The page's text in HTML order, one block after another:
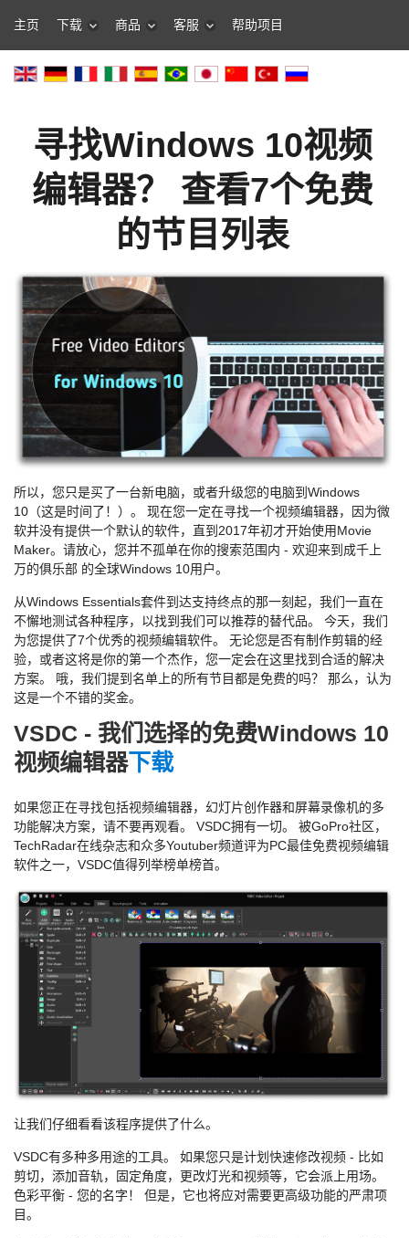
主页 下载 商品 客服 帮助项目
寻找Windows 10视频
编辑器？ 查看7个免费
的节目列表
所以，您只是买了一台新电脑，或者升级您的电脑到Windows
10（这是时间了！）。 现在您一定在寻找一个视频编辑器，因为微
软并没有提供一个默认的软件，直到2017年初才开始使用Movie
Maker。请放心，您并不孤单在你的搜索范围内 - 欢迎来到成千上
万的俱乐部 的全球Windows 10用户。
从Windows Essentials套件到达支持终点的那一刻起，我们一直在
不懈地测试各种程序，以找到我们可以推荐的替代品。 今天，我们
为您提供了7个优秀的视频编辑软件。 无论您是否有制作剪辑的经
验，或者这将是你的第一个杰作，您一定会在这里找到合适的解决
方案。 哦，我们提到名单上的所有节目都是免费的吗？ 那么，认为
这是一个不错的奖金。
VSDC - 我们选择的免费Windows 10
视频编辑器下载
如果您正在寻找包括视频编辑器，幻灯片创作器和屏幕录像机的多
功能解决方案，请不要再观看。 VSDC拥有一切。 被GoPro社区，
TechRadar在线杂志和众多Youtuber频道评为PC最佳免费视频编辑
软件之一，VSDC值得列举榜单榜首。
让我们仔细看看该程序提供了什么。
VSDC有多种多用途的工具。 如果您只是计划快速修改视频 - 比如
剪切，添加音轨，固定角度，更改灯光和视频等，它会派上用场。
色彩平衡 - 您的名字！ 但是，它也将应对需要更高级功能的严肃项
目。